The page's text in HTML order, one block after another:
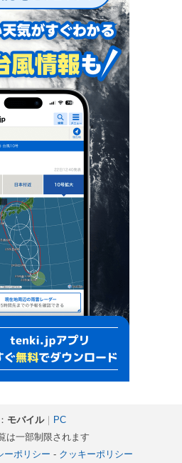
モバイル｜
PC
は一部制限されます
ーポリシー - クッキーポリシー